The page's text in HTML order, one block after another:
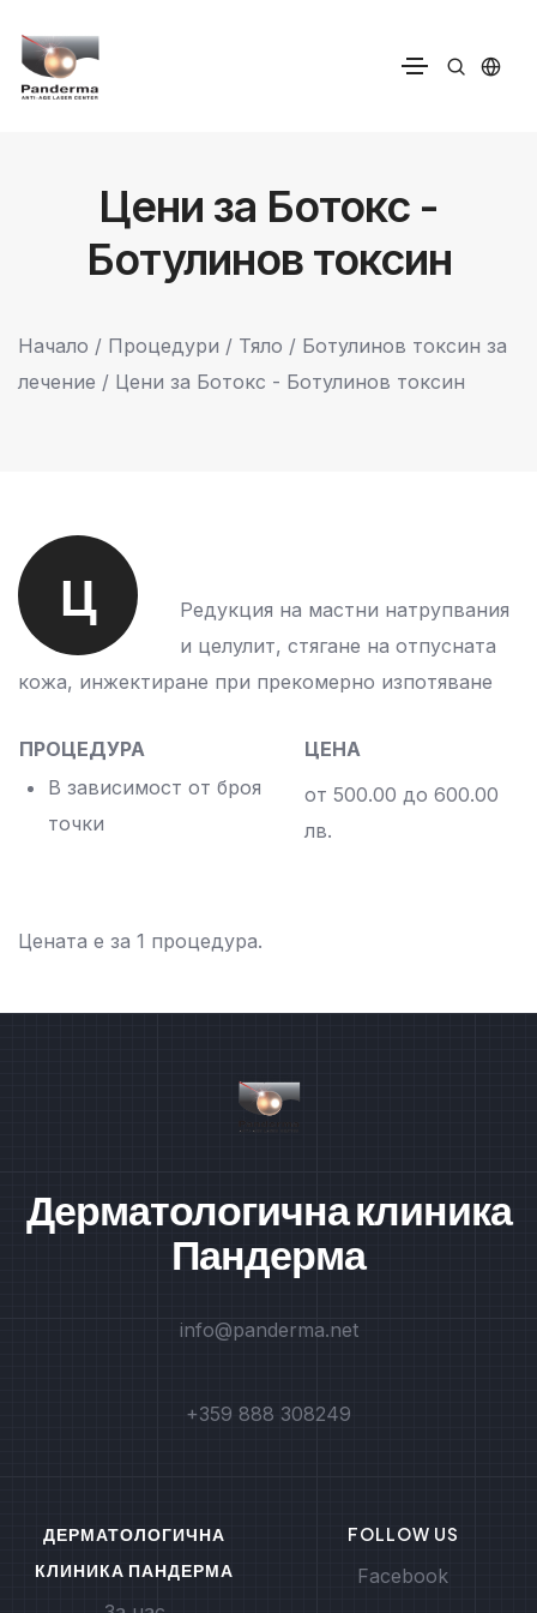
Цени за Ботокс -
Ботулинов токсин
Начало / Процедури / Тяло / Ботулинов токсин за
лечение / Цени за Ботокс - Ботулинов токсин
Ц
Редукция на мастни натрупвания
и целулит, стягане на отпусната
кожа, инжектиране при прекомерно изпотяване
ПРОЦЕДУРА
ЦЕНА
В зависимост от броя
точки
от 500.00 до 600.00
лв.
Цената е за 1 процедура.
Дерматологична клиника
Пандерма
info@panderma.net
+359 888 308249
ДЕРМАТОЛОГИЧНА
КЛИНИКА ПАНДЕРМА
FOLLOW US
Facebook